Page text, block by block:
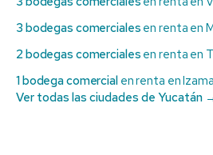
3 bodegas comerciales en renta en
2 bodegas comerciales en renta en
1 bodega comercialen renta en
Ver todas las ciudades de Yucatán